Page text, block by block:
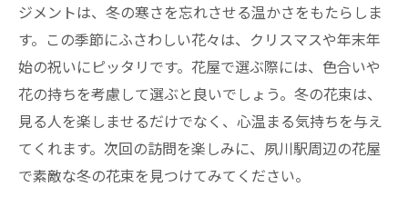
ジメントは、冬の寒さを忘れさせる温かさをもたらしま
す。この季節にふさわしい花々は、クリスマスや年末年
始の祝いにピッタリです。花屋で選ぶ際には、色合いや
花の持ちを考慮して選ぶと良いでしょう。冬の花束は、
見る人を楽しませるだけでなく、心温まる気持ちを与え
てくれます。次回の訪問を楽しみに、夙川駅周辺の花屋
で素敵な冬の花束を見つけてみてください。